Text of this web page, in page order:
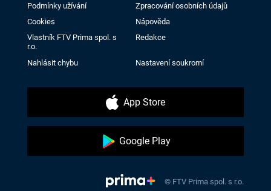
Podmínky užívání
Zpracování osobních údajů
Cookies
Nápověda
Vlastník FTV Prima spol. s
r.o.
Redakce
Nahlásit chybu Nastavení soukromí
App Store
Google Play
© FTV Prima spol. s r.o.